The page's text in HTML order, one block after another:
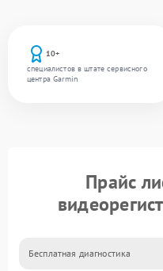
10+
специалистов в штате сервисного
центра Garmin
Прайс
Бесплатная диагностика